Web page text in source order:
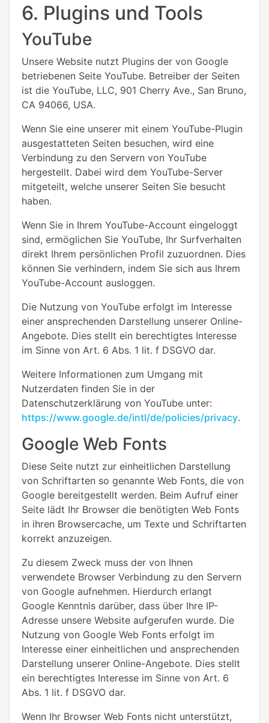
6. Plugins und Tools
YouTube
Unsere Website nutzt Plugins der von Google
betriebenen Seite YouTube. Betreiber der Seiten
ist die YouTube, LLC, 901 Cherry Ave., San Bruno,
CA 94066, USA.
Wenn Sie eine unserer mit einem YouTube-Plugin
ausgestatteten Seiten besuchen, wird eine
Verbindung zu den Servern von YouTube
hergestellt. Dabei wird dem YouTube-Server
mitgeteilt, welche unserer Seiten Sie besucht
haben.
Wenn Sie in Ihrem YouTube-Account eingeloggt
sind, ermöglichen Sie YouTube, Ihr Surfverhalten
direkt Ihrem persönlichen Profil zuzuordnen. Dies
können Sie verhindern, indem Sie sich aus Ihrem
YouTube-Account ausloggen.
Die Nutzung von YouTube erfolgt im Interesse
einer ansprechenden Darstellung unserer Online-
Angebote. Dies stellt ein berechtigtes Interesse
im Sinne von Art. 6 Abs. 1 lit. f DSGVO dar.
Weitere Informationen zum Umgang mit
Nutzerdaten finden Sie in der
Datenschutzerklärung von YouTube unter:
https://www.google.de/intl/de/policies/privacy.
Google Web Fonts
Diese Seite nutzt zur einheitlichen Darstellung
von Schriftarten so genannte Web Fonts, die von
Google bereitgestellt werden. Beim Aufruf einer
Seite lädt Ihr Browser die benötigten Web Fonts
in ihren Browsercache, um Texte und Schriftarten
korrekt anzuzeigen.
Zu diesem Zweck muss der von Ihnen
verwendete Browser Verbindung zu den Servern
von Google aufnehmen. Hierdurch erlangt
Google Kenntnis darüber, dass über Ihre IP-
Adresse unsere Website aufgerufen wurde. Die
Nutzung von Google Web Fonts erfolgt im
Interesse einer einheitlichen und ansprechenden
Darstellung unserer Online-Angebote. Dies stellt
ein berechtigtes Interesse im Sinne von Art. 6
Abs. 1 lit. f DSGVO dar.
Wenn Ihr Browser Web Fonts nicht unterstützt,